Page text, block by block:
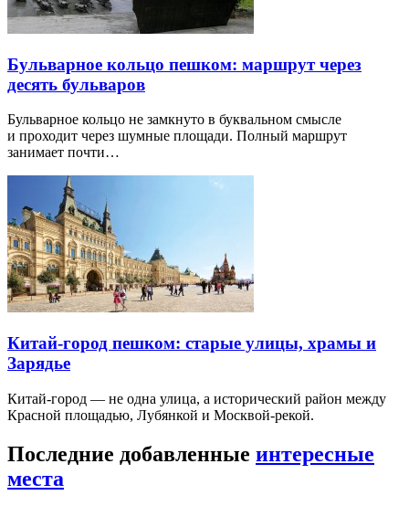
Бульварное кольцо пешком: маршрут через
десять бульваров
Бульварное кольцо не замкнуто в буквальном смысле
и проходит через шумные площади. Полный маршрут
занимает почти…
Китай-город пешком: старые улицы, храмы и
Зарядье
Китай-город — не одна улица, а исторический район между
Красной площадью, Лубянкой и Москвой-рекой.
Последние добавленные интересные
места